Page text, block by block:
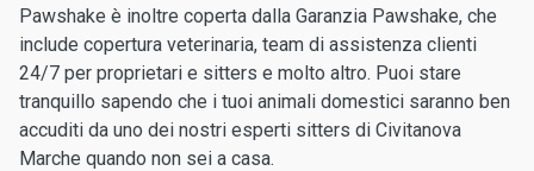
Pawshake è inoltre coperta dalla Garanzia Pawshake, che
include copertura veterinaria, team di assistenza clienti
24/7 per proprietari e sitters e molto altro. Puoi stare
tranquillo sapendo che i tuoi animali domestici saranno ben
accuditi da uno dei nostri esperti sitters di Civitanova
Marche quando non sei a casa.